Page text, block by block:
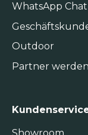
WhatsApp Chat
Outdoor
Partner werden
Showroom